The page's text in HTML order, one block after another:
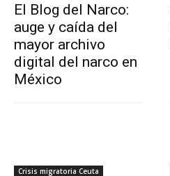
El Blog del Narco:
auge y caída del
mayor archivo
digital del narco en
México
Crisis migratoria Ceuta